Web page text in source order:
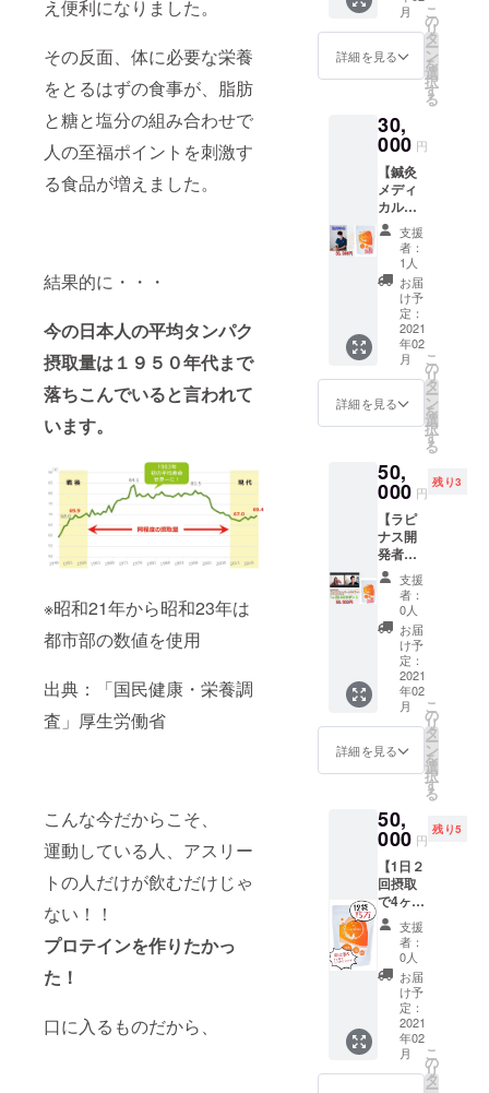
え便利になりました。
その反面、体に必要な栄養
をとるはずの食事が、脂肪
と糖と塩分の組み合わせで
人の至福ポイントを刺激す
る食品が増えました。
結果的に・・・
今の日本人の平均タンパク
摂取量は１９５０年代まで
落ちこんでいると言われて
います。
※昭和21年から昭和23年は
都市部の数値を使用
出典：「国民健康・栄養調
査」厚生労働省
こんな今だからこそ、
運動している人、アスリー
トの人だけが飲むだけじゃ
ない！！
プロテインを作りたかっ
た！
口に入るものだから、
定とな
りま
5分 湘
南新宿
新川崎
駅 車 9
駅 車 9
分 ◉ホー
ムペー
ジ
http://s
orairos
hinkyu.
com/
2021年
2月下旬
配送予
定とな
りま
す。
0052神
奈川県
川崎市
寄り
駅：南
武線 鹿
島田駅
西口 車
5分 湘
南新宿
ライン
新川崎
駅 車 9
分 南武
線 平間
駅 車 9
分 ◉ホー
ムペー
http://s
orairos
2021年
2月下旬
配送予
定とな
りま
す。
りま
す。
１日１
食でひ
と袋20
日分に
なりま
シェイ
カー付
き。 ※
送料込
み ブ
レイン
コント
ロール
ダイ
エッ
ト、カ
ウンセ
リン
グ。 そ
のかた
の食生
活から
して、
基礎代
謝の計
算、
BMIか
らその
方に合
う運動
の種類
をアド
バイ
ス。 味
覚の癖
から何
にスト
レスを
感じて
す。 ♦︎ダ
イエッ
ト＝食
事の量
と質を
整える
もの、
減量が
全てで
はない
目標設
定のや
り方。
ZOOM
にて60
月
詳細を見る
こ
の
リ
タ
ー
ン
を
選
択
す
る
30,
000 円
【鍼灸
メディ
カルボ
ディケ
アそら
いろ
施術90
分＋6
袋】 ♦︎ラ
ピナス
１袋。
120日
分。 １
日１食
でひと
袋20日
りま
す。
シェイ
カー付
き。 ※
送料込
みの金
額で
す。 ♦︎鍼
灸メ
ディア
カルボ
ディケ
ア 施
術90分
付き。
健康は
デンラ
インを
整える
ことで
呼吸が
深くな
り質の
いい睡
眠とカ
ラダの
バラン
スを整
えて痛
みの改
善をし
ます。
支援
者：
1人
お届
け予
定：
2021
年02
月
詳細を見る
こ
の
リ
タ
ー
ン
を
選
択
す
る
50,
000 円
残り3
【ラピ
ナス開
発者が
直接カ
ウンセ
リン
グ！＋
1ヶ月
LINEサ
ポート
＋5袋】
♦︎ルピナ
ス5袋。
100日
分。 １
日１食
袋20日
分にな
りま
す。
シェイ
カー付
き。 ※
送料込
レイン
コント
ロール
ダイ
エッ
ト、カ
ウンセ
支援
者：
0人
お届
け予
定：
2021
年02
月
詳細を見る
こ
の
リ
タ
ー
ン
を
選
択
す
る
50,
000 円
残り5
【1日２
回摂取
で4ヶ
月！！
しっか
り短期
間で体
質改善
したい
かた向
け】 ♦︎ラ
ピナス
12袋。
支援
者：
0人
お届
け予
定：
2021
年02
月
こ
の
リ
タ
ー